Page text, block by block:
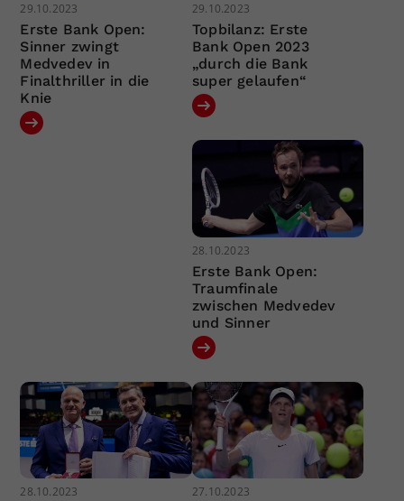
29.10.2023
Erste Bank Open:
Sinner zwingt
Medvedev in
Finalthriller in die
Knie
29.10.2023
Topbilanz: Erste
Bank Open 2023
„durch die Bank
super gelaufen“
28.10.2023
Erste Bank Open:
Traumfinale
zwischen Medvedev
und Sinner
28.10.2023 27.10.2023